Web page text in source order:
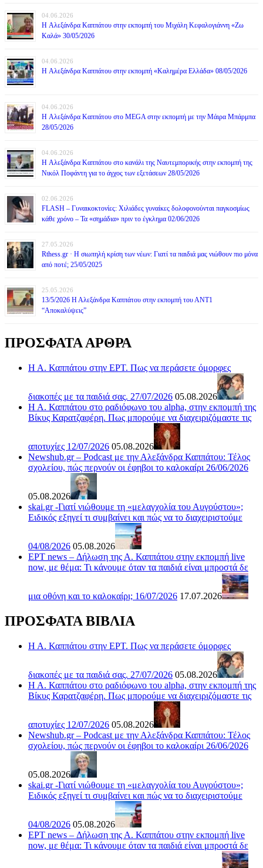
04.06.2026
H Αλεξάνδρα Καππάτου στην εκπομπή του Μιχάλη Κεφαλογιάννη «Ζω
Καλά» 30/05/2026
04.06.2026
H Αλεξάνδρα Καππάτου στην εκπομπή «Καλημέρα Ελλάδα» 08/05/2026
04.06.2026
H Αλεξάνδρα Καππάτου στο MEGA στην εκπομπή με την Μάιρα Mπάρμπα
28/05/2026
04.06.2026
H Αλεξάνδρα Καππάτου στο κανάλι της Ναυτεμπορικής στην εκπομπή της
Νικόλ Ποφάντη για το άγχος των εξετάσεων 28/05/2026
02.06.2026
FLASH – Γυναικοκτονίες: Χιλιάδες γυναίκες δολοφονούνται παγκοσμίως
κάθε χρόνο – Τα «σημάδια» πριν το έγκλημα 02/06/2026
27.05.2026
Rthess.gr · Η σιωπηλή κρίση των νέων: Γιατί τα παιδιά μας νιώθουν πιο μόνα
από ποτέ; 25/05/2025
25.05.2026
13/5/2026 Η Αλεξάνδρα Καππάτου στην εκπομπή του ΑΝΤ1
“Αποκαλύψεις”
ΠΡΟΣΦΑΤΑ ΑΡΘΡΑ
Η Α. Καππάτου στην ΕΡΤ. Πως να περάσετε όμορφες
διακοπές με τα παιδιά σας. 27/07/2026 05.08.2026
Η Α. Καππάτου στο ραδιόφωνο του alpha, στην εκπομπή της
Βίκυς Καρατζαφέρη. Πως μπορούμε να διαχειριζόμαστε τις
αποτυχίες 12/07/2026 05.08.2026
Newshub.gr – Podcast με την Αλεξάνδρα Καππάτου: Τέλος
σχολείου, πώς περνούν οι έφηβοι το καλοκαίρι 26/06/2026
05.08.2026
skai.gr -Γιατί νιώθουμε τη «μελαγχολία του Αυγούστου»;
Ειδικός εξηγεί τι συμβαίνει και πώς να το διαχειριστούμε
04/08/2026 05.08.2026
ΕΡΤ news – Δήλωση της Α. Καππάτου στην εκπομπή live
now, με θέμα: Τι κάνουμε όταν τα παιδιά είναι μπροστά δε
μια οθόνη και το καλοκαίρι; 16/07/2026 17.07.2026
ΠΡΟΣΦΑΤΑ ΒΙΒΛΙΑ
Η Α. Καππάτου στην ΕΡΤ. Πως να περάσετε όμορφες
διακοπές με τα παιδιά σας. 27/07/2026 05.08.2026
Η Α. Καππάτου στο ραδιόφωνο του alpha, στην εκπομπή της
Βίκυς Καρατζαφέρη. Πως μπορούμε να διαχειριζόμαστε τις
αποτυχίες 12/07/2026 05.08.2026
Newshub.gr – Podcast με την Αλεξάνδρα Καππάτου: Τέλος
σχολείου, πώς περνούν οι έφηβοι το καλοκαίρι 26/06/2026
05.08.2026
skai.gr -Γιατί νιώθουμε τη «μελαγχολία του Αυγούστου»;
Ειδικός εξηγεί τι συμβαίνει και πώς να το διαχειριστούμε
04/08/2026 05.08.2026
ΕΡΤ news – Δήλωση της Α. Καππάτου στην εκπομπή live
now, με θέμα: Τι κάνουμε όταν τα παιδιά είναι μπροστά δε